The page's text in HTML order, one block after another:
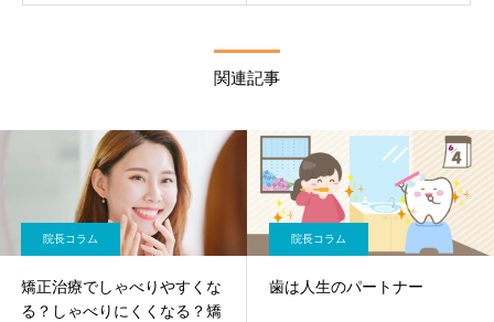
関連記事
院長コラム
矯正治療でしゃべりやすくな
る？しゃべりにくくなる？矯
院長コラム
歯は人生のパートナー